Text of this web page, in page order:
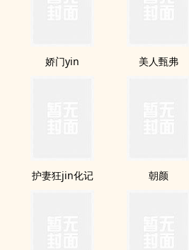
娇门yin 美人甄弗
护妻狂jin化记 朝颜